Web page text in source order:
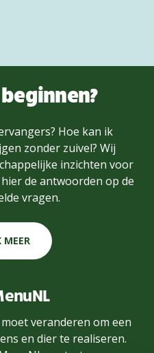
Hoe kan ik
zonder zuivel? Wij
inzichten voor
de antwoorden op de
vragen.
MEER
veranderen om een
en dier te realiseren.